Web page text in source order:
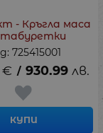
- Кръгла маса
табуретки
725415001
€ / 930.99 лв.
КУПИ